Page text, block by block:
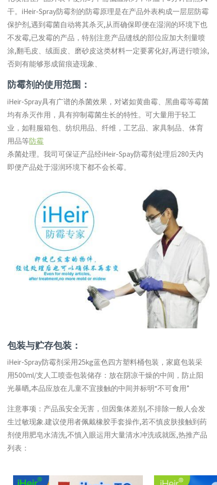
干。iHeir-Spray防霉剂的防霉原理是在产品外表构成一层层防霉
保护剂,遇到霉菌自动将其杀灭,从而确保即便在湿润的环境下也
不发霉,已发霉的产品，特别注意产品缝线的部位应加大剂量喷
涂,翻毛皮、绒面皮、磨砂皮这类材料一定要雾化好,再进行喷涂,
否则有能够形成留痕迹现象、
防霉剂的使用范围：
iHeir-Spray具有广谱的杀菌效果，对诸如黄曲霉、黑曲霉等霉菌
均有杀灭作用，具有抑制霉菌生长的特性。可大量用于轻工
业，如鞋服箱包、纺织用品、纤维，工艺品、家具制品、体育
用品等防霉
杀菌处理。我司可保证产品经iHeir-Spay防霉剂处理后280天内
即便产品处于湿润环境下都不会长霉。
包装与贮存包装：
iHeir-Spray防霉剂采用25kg蓝色四方塑料桶包装，家庭包装采
用500ml/支人工喷壶包装储存：放在阴凉干燥的中间，防止阳
光暴晒,本品应放在儿童不宜接触的中间并标明“不可食用”
注意事项：产品虽安全无害，但因集体差别,不排除一般人会发
生过敏现象.建议使用者佩戴橡胶手套操作,若不慎皮肤接触到药
剂使用肥皂水清洗,不慎入眼运用大量清水冲洗或就医,热推产品
列表：